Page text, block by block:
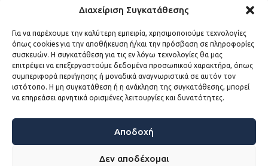
Διαχείριση Συγκατάθεσης
Για να παρέχουμε την καλύτερη εμπειρία, χρησιμοποιούμε τεχνολογίες
όπως cookies για την αποθήκευση ή/και την πρόσβαση σε πληροφορίες
συσκευών. Η συγκατάθεση για τις εν λόγω τεχνολογίες θα μας
επιτρέψει να επεξεργαστούμε δεδομένα προσωπικού χαρακτήρα, όπως
συμπεριφορά περιήγησης ή μοναδικά αναγνωριστικά σε αυτόν τον
ιστότοπο. Η μη συγκατάθεση ή η ανάκληση της συγκατάθεσης, μπορεί
να επηρεάσει αρνητικά ορισμένες λειτουργίες και δυνατότητες.
Αποδοχή
Δεν αποδέχομαι
Τηλέφωνα:
+30 213-2147500
Email:
info@kede.gr
ΧΡΗΣΙΜΟΙ ΣΥΝΔΕΣΜΟΙ
Η ΚΕΔΕ
Sitemap
Προσβασιμότητα
Όροι χρήσης